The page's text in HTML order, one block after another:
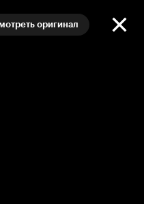
оригинал